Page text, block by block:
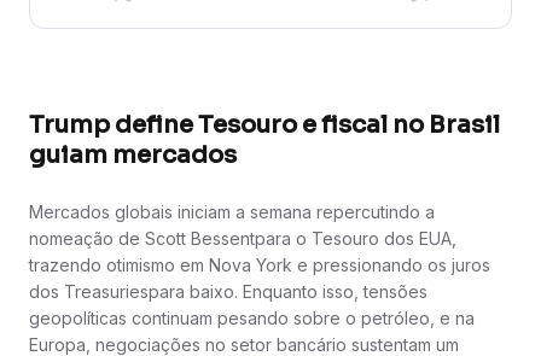
Trump define Tesouro e fiscal no Brasil
guiam mercados
Mercados globais iniciam a semana repercutindo a
nomeação de Scott Bessentpara o Tesouro dos EUA,
trazendo otimismo em Nova York e pressionando os juros
dos Treasuriespara baixo. Enquanto isso, tensões
geopolíticas continuam pesando sobre o petróleo, e na
Europa, negociações no setor bancário sustentam um